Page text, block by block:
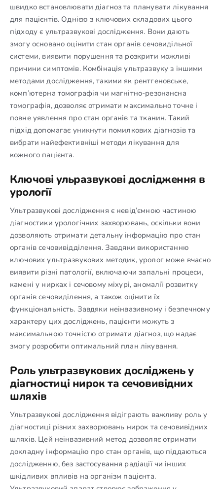
швидко встановлювати діагноз та планувати лікування
для пацієнтів. Однією з ключових складових цього
підходу є ультразвукові дослідження. Вони дають
змогу основано оцінити стан органів сечовидільної
системи, виявити порушення та розкрити можливі
причини симптомів. Комбінація ультразвуку з іншими
методами дослідження, такими як рентгеновське,
комп’ютерна томографія чи магнітно-резонансна
томографія, дозволяє отримати максимально точне і
повне уявлення про стан органів та тканин. Такий
підхід допомагає уникнути помилкових діагнозів та
вибрати найефективніші методи лікування для
кожного пацієнта.
Ключові ульразвукові дослідження в
урології
Ультразвукові дослідження є невід’ємною частиною
діагностики урологічних захворювань, оскільки вони
дозволяють отримати детальну інформацію про стан
органів сечовивідділення. Завдяки використанню
ключових ультразвукових методик, уролог може вчасно
виявити різні патології, включаючи запальні процеси,
камені у нирках і сечовому міхурі, аномалії розвитку
органів сечовиділення, а також оцінити їх
функціональність. Завдяки неінвазивному і безпечному
характеру цих досліджень, пацієнти можуть з
максимальною точністю отримати діагноз, що надає
змогу розробити оптимальний план лікування.
Роль ультразвукових досліджень у
діагностиці нирок та сечовивідних
шляхів
Ультразвукові дослідження відіграють важливу роль у
діагностиці різних захворювань нирок та сечовивідних
шляхів. Цей неінвазивний метод дозволяє отримати
докладну інформацію про стан органів, що піддаються
дослідженню, без застосування радіації чи інших
шкідливих впливів на організм пацієнта.